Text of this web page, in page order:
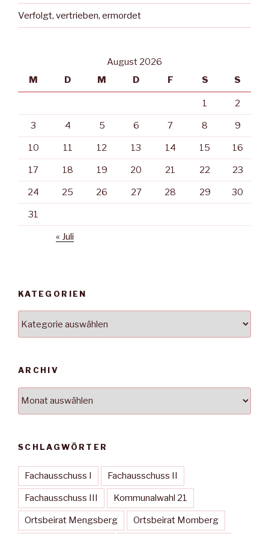
Verfolgt, vertrieben, ermordet
August 2026
M
D M D F S S
1 2
3 4 5 6 7 8 9
10 11 12 13 14 15 16
17 18 19 20 21 22 23
24 25 26 27 28 29 30
31
« Juli
KATEGORIEN
ARCHIV
SCHLAGWÖRTER
Fachausschuss I Fachausschuss II
Fachausschuss III Kommunalwahl 21
Ortsbeirat Mengsberg Ortsbeirat Momberg